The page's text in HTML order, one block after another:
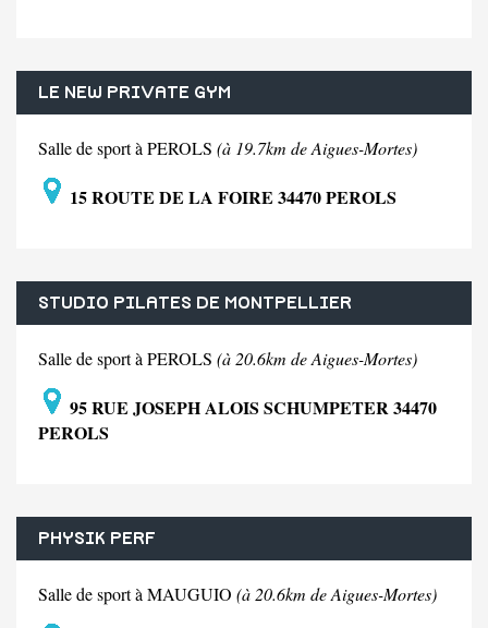
LE NEW PRIVATE GYM
Salle de sport à PEROLS (à 19.7km de Aigues-Mortes)
15 ROUTE DE LA FOIRE 34470 PEROLS
STUDIO PILATES DE MONTPELLIER
Salle de sport à PEROLS (à 20.6km de Aigues-Mortes)
95 RUE JOSEPH ALOIS SCHUMPETER 34470
PEROLS
PHYSIK PERF
Salle de sport à MAUGUIO (à 20.6km de Aigues-Mortes)